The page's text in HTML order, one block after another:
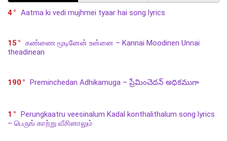
4
Aatma ki vedi mujhmei tyaar hai song lyrics
15
கண்ணை மூடினேன் உன்னை – Kannai Moodinen Unnai
theadinean
190 Preminchedan Adhikamuga – ప్రేమించెదన్ అధికముగా
1
Perungkaatru veesinalum Kadal konthalithalum song lyrics
– பெருங் காற்று வீசினாலும்